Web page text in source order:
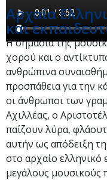
Αρχαία
και
Η σημασία της
χορού και ο
ανθρώπινα
προσπάθεια για την
οι άνθρωποι των
Αχιλλέας, ο
παίζουν λύρα,
αυτήν ως απόδειξη
στο αρχαίο ελληνικό
μεγάλους μουσικούς